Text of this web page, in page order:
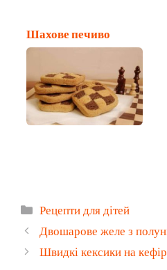
Шахове печиво
Категорії
Рецепти для дітей
Двошарове желе з
Швидкі кексики на